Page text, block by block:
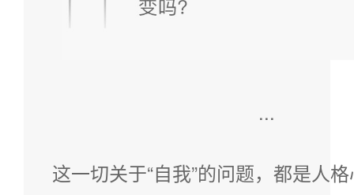
...
这一切关于“自我”的问题，都是人